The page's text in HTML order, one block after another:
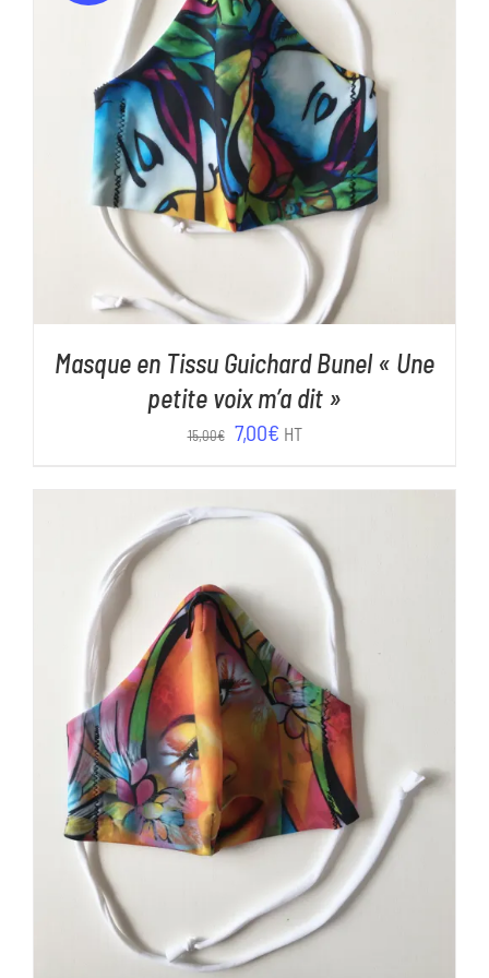
AJOUTER AU PANIER / DÉTAILS
Masque en Tissu Guichard Bunel « Une
petite voix m’a dit »
15,00€ Le
initial
7,00€Le
actuel
est :
7,00€.
HT
AJOUTER AU PANIER / DÉTAILS